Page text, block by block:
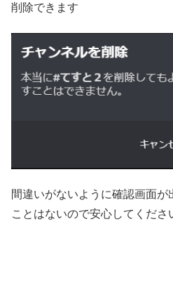
削除できます
間違いがないように確認画面
ことはないので安心してくださ